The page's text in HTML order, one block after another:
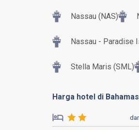
Nassau (NAS)
Nassau - Paradise
Stella Maris (SML)
Harga hotel di Bahamas